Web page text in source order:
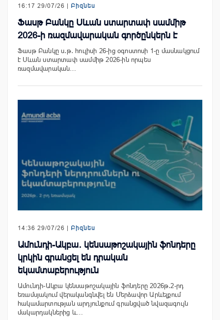
16:17 29/07/26 | Բիզնես
Ֆասթ Բանկը Սևան ստարտափ սամմիթ
2026-ի ռազմավարական գործընկերն է
Ֆասթ Բանկը ս․թ․ հուլիսի 26-ից օգոստոսի 1-ը մասնակցում
է Սևան ստարտափ սամմիթ 2026-ին որպես
ռազմավարական…
14:36 29/07/26 | Բիզնես
Ամունդի-Ակբա․ կենսաթոշակային ֆոնդերը
կրկին գրանցել են դրական
եկամտաբերություն
Ամունդի-Ակբա կենսաթոշակային ֆոնդերը 2026թ․2-րդ
եռամսյակում վերականգնվել են Մերձավոր Արևելքում
հակամարտության արդյունքում գրանցված նվազագույն
մակարդակներից և…